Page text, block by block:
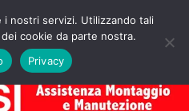
MENU
i nostri servizi. Utilizzando tali
cookie da parte nostra.
Privacy